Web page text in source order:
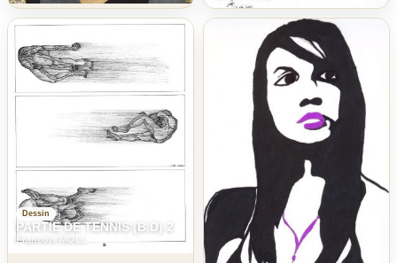
Dessin
PARTIE DE TENNIS (B.D) 2
Francois MOLL